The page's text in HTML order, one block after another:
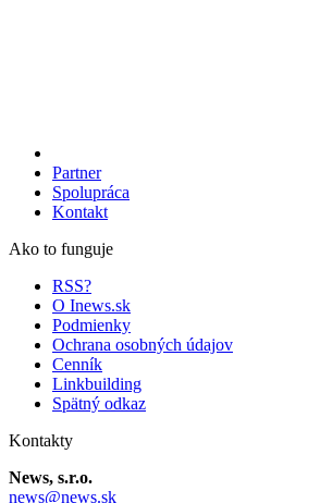
Partner
Spolupráca
Kontakt
Ako to funguje
RSS?
O Inews.sk
Podmienky
Ochrana osobných údajov
Cenník
Linkbuilding
Spätný odkaz
Kontakty
News, s.r.o.
news@news.sk